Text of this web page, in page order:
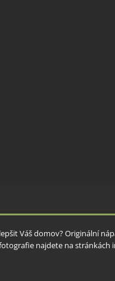
Váš domov? Originální
najdete na stránkách